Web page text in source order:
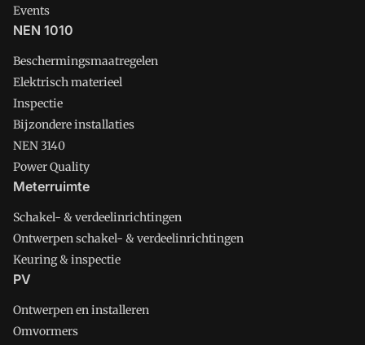
Events
NEN 1010
Beschermingsmaatregelen
Elektrisch materieel
Inspectie
Bijzondere installaties
NEN 3140
Power Quality
Meterruimte
Schakel- & verdeelinrichtingen
Ontwerpen schakel- & verdeelinrichtingen
Keuring & inspectie
PV
Ontwerpen en installeren
Omvormers